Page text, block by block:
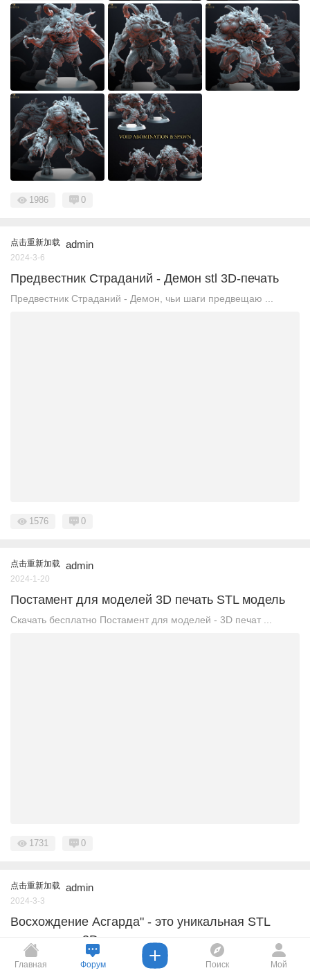
1986 0
点击重新加载 admin
2024-3-6
Предвестник Страданий - Демон stl 3D-печать
Предвестник Страданий - Демон, чьи шаги предвещаю ...
1576 0
点击重新加载 admin
2024-1-20
Постамент для моделей 3D печать STL модель
Скачать бесплатно Постамент для моделей - 3D печат ...
1731 0
点击重新加载 admin
2024-3-3
Восхождение Асгарда" - это уникальная STL
модель для 3D печати
"Восхождение Асгарда" - это уникальная STL модель д ...
Главная Форум Поиск Мой